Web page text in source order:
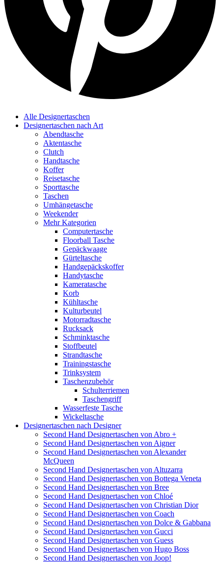
Alle Designertaschen
Designertaschen nach Art
Abendtasche
Aktentasche
Clutch
Handtasche
Koffer
Reisetasche
Sporttasche
Taschen
Umhängetasche
Weekender
Mehr Kategorien
Computertasche
Floorball Tasche
Gepäckwaage
Gürteltasche
Handgepäckskoffer
Handytasche
Kameratasche
Korb
Kühltasche
Kulturbeutel
Motorradtasche
Rucksack
Schminktasche
Stoffbeutel
Strandtasche
Trainingstasche
Trinksystem
Taschenzubehör
Schulterriemen
Taschengriff
Wasserfeste Tasche
Wickeltasche
Designertaschen nach Designer
Second Hand Designertaschen von Abro +
Second Hand Designertaschen von Aigner
Second Hand Designertaschen von Alexander
McQueen
Second Hand Designertaschen von Altuzarra
Second Hand Designertaschen von Bottega Veneta
Second Hand Designertaschen von Bree
Second Hand Designertaschen von Chloé
Second Hand Designertaschen von Christian Dior
Second Hand Designertaschen von Coach
Second Hand Designertaschen von Dolce & Gabbana
Second Hand Designertaschen von Gucci
Second Hand Designertaschen von Guess
Second Hand Designertaschen von Hugo Boss
Second Hand Designertaschen von Joop!